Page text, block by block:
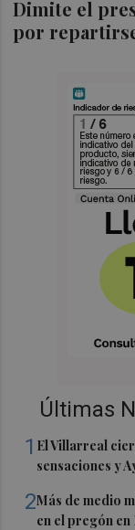
Dimite el
por
Últimas
1 El Villarreal
sensaciones y
2Más de medio
en el pregón en